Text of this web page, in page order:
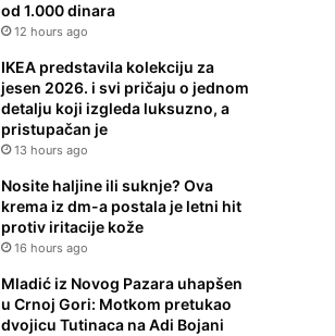
od 1.000 dinara
12 hours ago
IKEA predstavila kolekciju za
jesen 2026. i svi pričaju o jednom
detalju koji izgleda luksuzno, a
pristupačan je
13 hours ago
Nosite haljine ili suknje? Ova
krema iz dm-a postala je letni hit
protiv iritacije kože
16 hours ago
Mladić iz Novog Pazara uhapšen
u Crnoj Gori: Motkom pretukao
dvojicu Tutinaca na Adi Bojani